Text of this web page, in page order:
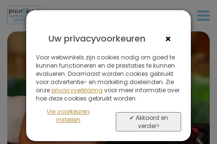
×
Uw privacyvoorkeuren
Voor webwinkels zijn cookies nodig om goed te
kunnen functioneren en de prestaties te kunnen
evalueren. Daarnaast worden cookies gebruikt
voor advertentie- en marketing doeleinden. Zie
onzeprivacyverklaring voor meer informatie over
hoe deze cookies gebruikt worden.
Uw voorkeuren
instellen
✔ Akkoord en
verder>